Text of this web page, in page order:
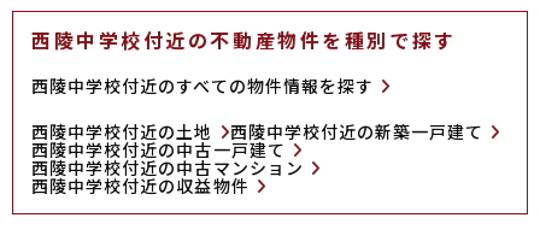
西陵中学校付近の不動産物件を種別で探す
西陵中学校付近のすべての物件情報を探す
西陵中学校付近の土地
西陵中学校付近の新築一戸建て
西陵中学校付近の中古一戸建て
西陵中学校付近の中古マンション
西陵中学校付近の収益物件